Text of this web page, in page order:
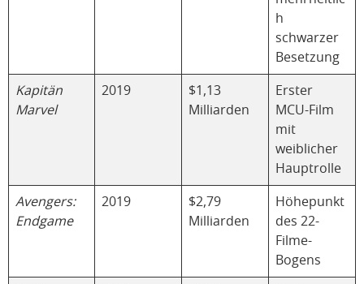
h
schwarzer
Besetzung
Kapitän
Marvel
2019
$1,13
Milliarden
Erster
MCU-Film
mit
weiblicher
Hauptrolle
Avengers:
Endgame
2019
$2,79
Milliarden
Höhepunkt
des 22-
Filme-
Bogens